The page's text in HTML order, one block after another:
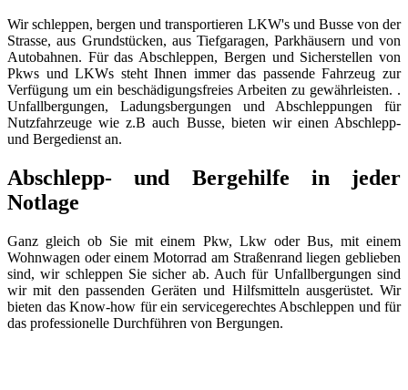
Wir schleppen, bergen und transportieren LKW's und Busse von der
Strasse, aus Grundstücken, aus Tiefgaragen, Parkhäusern und von
Autobahnen. Für das Abschleppen, Bergen und Sicherstellen von
Pkws und LKWs steht Ihnen immer das passende Fahrzeug zur
Verfügung um ein beschädigungsfreies Arbeiten zu gewährleisten. .
Unfallbergungen, Ladungsbergungen und Abschleppungen für
Nutzfahrzeuge wie z.B auch Busse, bieten wir einen Abschlepp-
und Bergedienst an.
Abschlepp- und Bergehilfe in jeder
Notlage
Ganz gleich ob Sie mit einem Pkw, Lkw oder Bus, mit einem
Wohnwagen oder einem Motorrad am Straßenrand liegen geblieben
sind, wir schleppen Sie sicher ab. Auch für Unfallbergungen sind
wir mit den passenden Geräten und Hilfsmitteln ausgerüstet. Wir
bieten das Know-how für ein servicegerechtes Abschleppen und für
das professionelle Durchführen von Bergungen.